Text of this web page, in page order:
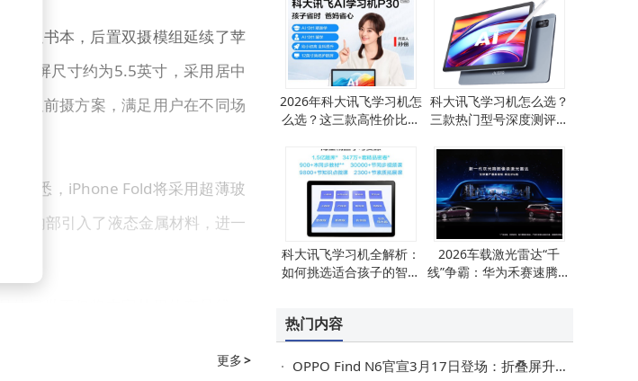
类似书本，后置双摄模组延续了苹
外屏尺寸约为5.5英寸，采用居中
屏双前摄方案，满足用户在不同场
据悉，iPhone Fold将采用超薄玻
链内部引入了液态金属材料，进一
更多>
2026年科大讯飞学习机怎
么选？这三款高性价比机
科大讯飞学习机怎么选？
三款热门型号深度测评，
手
科大讯飞学习机全解析：
如何挑选适合孩子的智能
2026车载激光雷达“千
线”争霸：华为禾赛速腾三
热门内容
OPPO Find N6官宣3月17日登场：折叠屏升级+旗舰配置，起售价或8999元